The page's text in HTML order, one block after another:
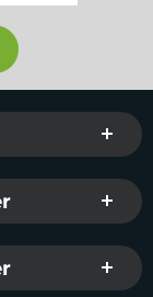
länkar